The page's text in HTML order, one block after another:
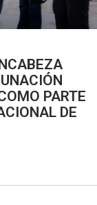
PARTE
DE